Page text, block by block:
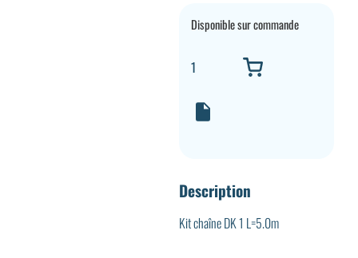
Disponible sur commande
Description
Kit chaîne DK 1 L=5.0m